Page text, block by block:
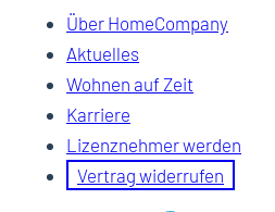
Über HomeCompany
Aktuelles
Wohnen auf Zeit
Karriere
Lizenznehmer werden
Vertrag widerrufen